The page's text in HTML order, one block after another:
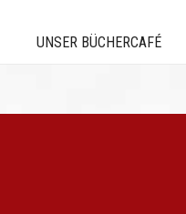
UNSER BÜCHERCAFÉ